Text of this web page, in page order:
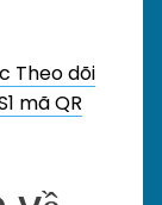
Theo dõi
mã QR